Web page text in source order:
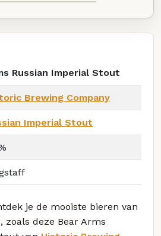
Russian Imperial Stout
Brewing Company
Imperial Stout
je de mooiste bieren van
zoals deze Bear Arms